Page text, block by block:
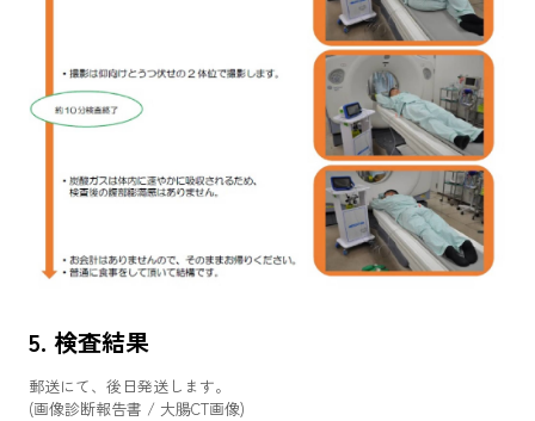
5. 検査結果
郵送にて、後日発送します。
(画像診断報告書 / 大腸CT画像)